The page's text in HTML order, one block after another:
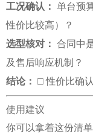
工况确认： 单台预
性价比较高）？
选型核对： 合同中
及售后响应机制？
结论： □ 性价比确
使用建议
你可以拿着这份清